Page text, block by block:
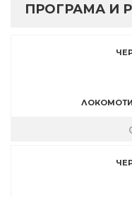
ПРОГРАМА И